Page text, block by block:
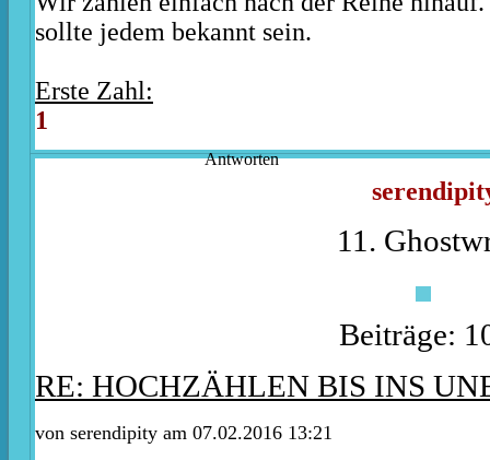
sollte jedem bekannt sein.
Erste Zahl:
1
Antworten
11.
Beiträge:
RE: HOCHZÄHLEN BIS INS
von serendipity am 07.02.2016 13:21